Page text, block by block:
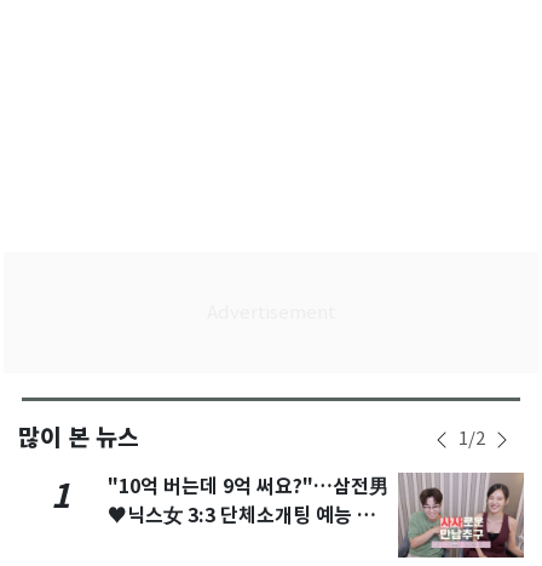
많이 본 뉴스 1/2
1
"10억 버는데 9억 써요?"…삼전男
♥닉스女 3:3 단체소개팅 예능 화